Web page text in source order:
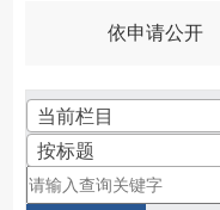
依申请公开
当前栏目
按标题